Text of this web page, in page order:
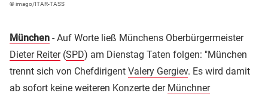
© imago/ITAR-TASS
München - Auf Worte ließ Münchens Oberbürgermeister
Dieter Reiter(SPD) am Dienstag Taten folgen: "München
trennt sich von Chefdirigent Valery Gergiev. Es wird damit
ab sofort keine weiteren Konzerte der Münchner